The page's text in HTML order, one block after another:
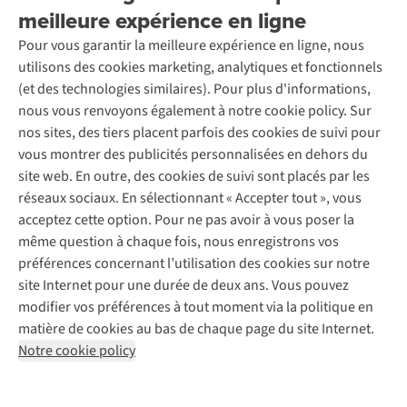
meilleure expérience en ligne
Pour vous garantir la meilleure expérience en ligne, nous
utilisons des cookies marketing, analytiques et fonctionnels
(et des technologies similaires). Pour plus d'informations,
nous vous renvoyons également à notre cookie policy. Sur
nos sites, des tiers placent parfois des cookies de suivi pour
vous montrer des publicités personnalisées en dehors du
site web. En outre, des cookies de suivi sont placés par les
réseaux sociaux. En sélectionnant « Accepter tout », vous
acceptez cette option. Pour ne pas avoir à vous poser la
même question à chaque fois, nous enregistrons vos
préférences concernant l’utilisation des cookies sur notre
site Internet pour une durée de deux ans. Vous pouvez
modifier vos préférences à tout moment via la politique en
matière de cookies au bas de chaque page du site Internet.
Notre cookie policy
Entretien & réparations
Garantie
Contactez-nous
Nos magasins
À propos d’A.S.Adventure
Déclaration d'accessibilité
Seconde-main
Entretien de ski
Service de lavage
Entretien de chaussures
Réparation de chaussures
Réparation de vêtements
Retouches
Pour les entreprises
Explore Camp
Gear Check
Expertise & conseils
Abonnez-vous à la newsletter
Suivez-nous
Mentions légales
Politique de confidentialité
Conditions générales
Cookie Policy
AS Adventure Luxemburg SA,